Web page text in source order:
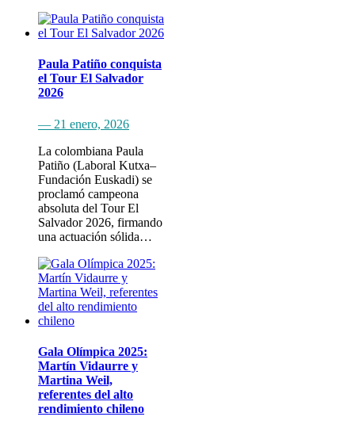
Paula Patiño conquista
el Tour El Salvador
2026
— 21 enero, 2026
La colombiana Paula
Patiño (Laboral Kutxa–
Fundación Euskadi) se
proclamó campeona
absoluta del Tour El
Salvador 2026, firmando
una actuación sólida…
Gala Olímpica 2025:
Martín Vidaurre y
Martina Weil,
referentes del alto
rendimiento chileno